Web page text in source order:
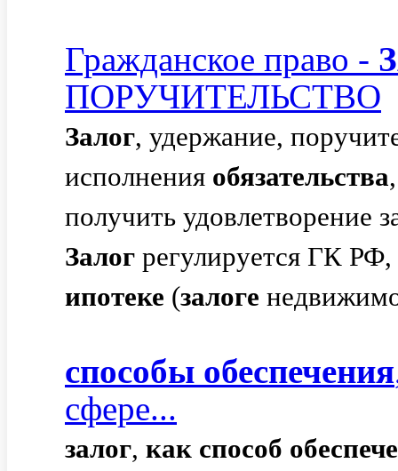
Гражданское право -
ПОРУЧИТЕЛЬСТВО
Залог, удержание,
исполнения обязательства
получить удовлетворение
Залог регулируется ГК
ипотеке (залоге
способы обеспечения
сфере...
залог, как способ